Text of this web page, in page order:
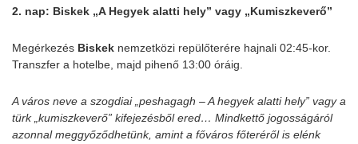
2. nap: Biskek „A Hegyek alatti hely” vagy „Kumiszkeverő”
Megérkezés Biskek nemzetközi repülőterére hajnali 02:45-kor.
Transzfer a hotelbe, majd pihenő 13:00 óráig.
A város neve a szogdiai „peshagagh – A hegyek alatti hely” vagy a
türk „kumiszkeverő” kifejezésből ered… Mindkettő jogosságáról
azonnal meggyőződhetünk, amint a főváros főteréről is elénk